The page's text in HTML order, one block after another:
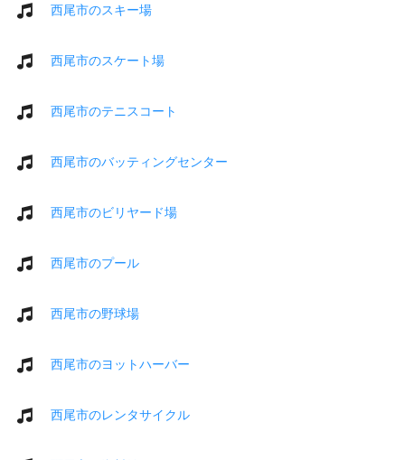
西尾市のスキー場
西尾市のスケート場
西尾市のテニスコート
西尾市のバッティングセンター
西尾市のビリヤード場
西尾市のプール
西尾市の野球場
西尾市のヨットハーバー
西尾市のレンタサイクル